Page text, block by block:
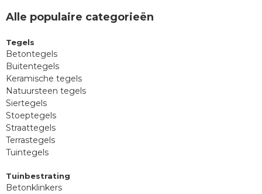
Alle populaire categorieën
Tegels
Betontegels
Buitentegels
Keramische tegels
Natuursteen tegels
Siertegels
Stoeptegels
Straattegels
Terrastegels
Tuintegels
Tuinbestrating
Betonklinkers